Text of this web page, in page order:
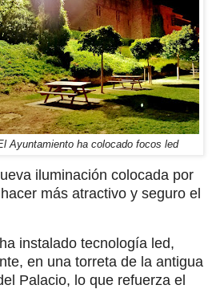
Ayuntamiento ha colocado focos led
iluminación colocada por
más atractivo y seguro el
instalado tecnología led,
en una torreta de la antigua
Palacio, lo que refuerza el